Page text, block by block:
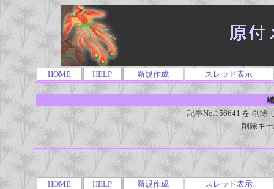
HOME HELP 新規作成 スレッド表示
記事No.156641 を 削除
削除キ
HOME HELP 新規作成 スレッド表示